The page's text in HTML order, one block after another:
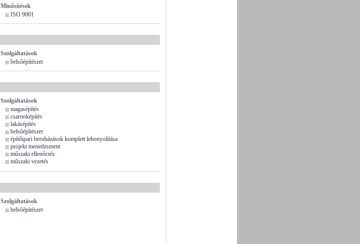
Minősítések
ISO 9001
Szolgáltatások
belsőépítészet
Szolgáltatások
magasépítés
csarnoképítés
lakásépítés
belsőépítészet
építőipari beruházások komplett lebonyolítása
projekt menedzsment
műszaki ellenőrzés
műszaki vezetés
Szolgáltatások
belsőépítészet